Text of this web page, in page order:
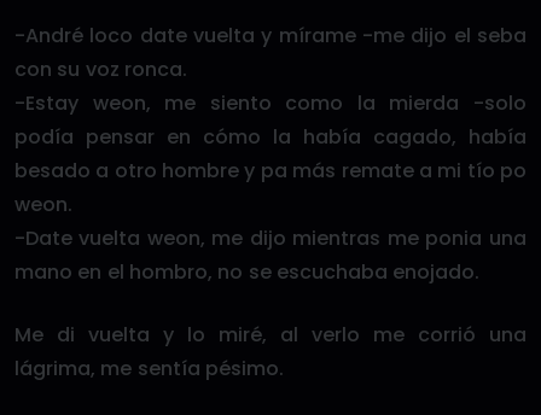
-André loco date vuelta y mírame -me dijo el seba
con su voz ronca.
-Estay weon, me siento como la mierda -solo
podía pensar en cómo la había cagado, había
besado a otro hombre y pa más remate a mi tío po
weon.
-Date vuelta weon, me dijo mientras me ponia una
mano en el hombro, no se escuchaba enojado.
Me di vuelta y lo miré, al verlo me corrió una
lágrima, me sentía pésimo.